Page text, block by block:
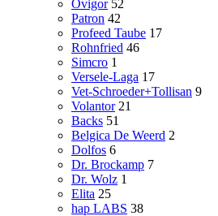
Ovigor 52
Patron 42
Profeed Taube 17
Rohnfried 46
Simcro 1
Versele-Laga 17
Vet-Schroeder+Tollisan 9
Volantor 21
Backs 51
Belgica De Weerd 2
Dolfos 6
Dr. Brockamp 7
Dr. Wolz 1
Elita 25
hap LABS 38